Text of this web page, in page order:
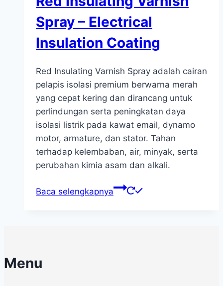
Spray – Electrical
Insulation Coating
Red Insulating Varnish Spray adalah cairan
pelapis isolasi premium berwarna merah
yang cepat kering dan dirancang untuk
perlindungan serta peningkatan daya
isolasi listrik pada kawat email, dynamo
motor, armature, dan stator. Tahan
terhadap kelembaban, air, minyak, serta
perubahan kimia asam dan alkali.
Baca selengkapnya
Menu